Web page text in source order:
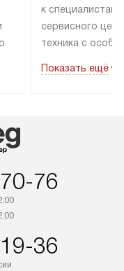
к специалистам
сервисного
техника с
коммуникациям.
подключения к
определяется в
Показать ещё
76
36